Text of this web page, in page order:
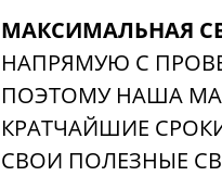
МАКСИМАЛЬНАЯ
НАПРЯМУЮ С
ПОЭТОМУ НАША
КРАТЧАЙШИЕ
СВОИ ПОЛЕЗНЫЕ